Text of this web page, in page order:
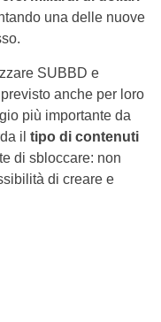
una delle nuove
SUBBD e
anche per loro
più importante da
il tipo di contenuti
di sbloccare: non
di creare e